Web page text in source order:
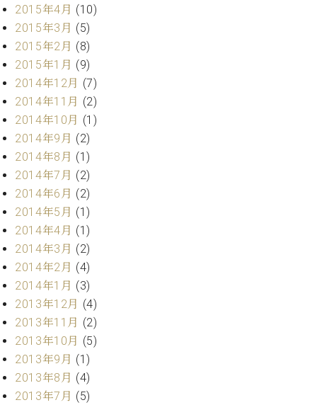
C.BECHSTEIN
Digital(ベ
ヒ
シ
ュ
タ
イ
ン
デ
ジ
タ
ル)
ピア
ノ特
選中
古】
イ
ベ
ン
ト
情
八
王
子
工
房
ロ
グ
ア
ク
セ
ス
問
い
合
2015年4月 (10)
2015年3月 (5)
2015年2月 (8)
2015年1月 (9)
2014年12月 (7)
2014年11月 (2)
2014年10月 (1)
2014年9月 (2)
2014年8月 (1)
2014年7月 (2)
2014年6月 (2)
2014年5月 (1)
2014年4月 (1)
2014年3月 (2)
2014年2月 (4)
2014年1月 (3)
2013年12月 (4)
2013年11月 (2)
2013年10月 (5)
2013年9月 (1)
2013年8月 (4)
2013年7月 (5)